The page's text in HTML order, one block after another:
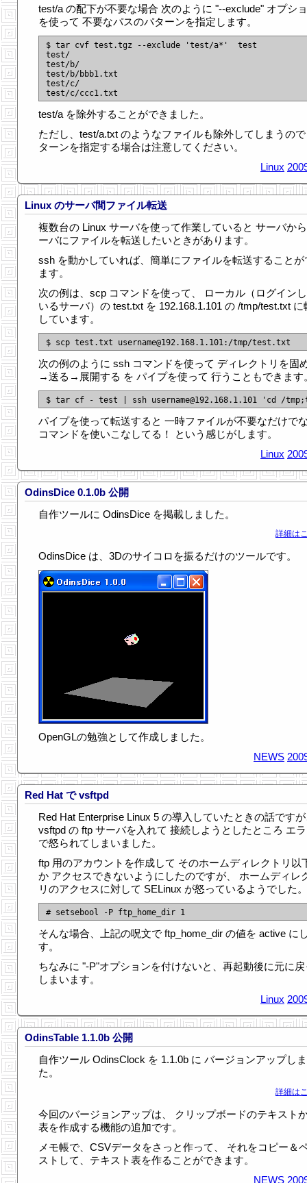
test/a の配下が不要な場合 次のように "--exclude" オプシ
を使って 不要なパスのパターンを指定します。
$ tar cvf test.tgz --exclude 'test/a*'  test
test/
test/b/
test/b/bbb1.txt
test/c/
test/a を除外することができました。
ただし、test/a.txt のようなファイルも除外してしまうの
ターンを指定する場合は注意してください。
Linux
Linux のサーバ間ファイル転送
複数台の Linux サーバを使って作業していると サーバか
ーバにファイルを転送したいときがあります。
ssh を動かしていれば、簡単にファイルを転送することが
ます。
次の例は、scp コマンドを使って、 ローカル（ログイン
いるサーバ）の test.txt を 192.168.1.101 の /tmp/test.txt に
しています。
次の例のように ssh コマンドを使って ディレクトリを固
→送る→展開する を パイプを使って 行うこともできます
パイプを使って転送すると 一時ファイルが不要なだけで
コマンドを使いこなしてる！ という感じがします。
Linux
OdinsDice 0.1.0b 公開
自作ツールに OdinsDice を掲載しました。
詳細は
OdinsDice は、3Dのサイコロを振るだけのツールです。
OpenGLの勉強として作成しました。
NEWS
Red Hat で vsftpd
Red Hat Enterprise Linux 5 の導入していたときの話です
vsftpd の ftp サーバを入れて 接続しようとしたところ エ
で怒られてしまいました。
ftp 用のアカウントを作成して そのホームディレクトリ以
か アクセスできないようにしたのですが、 ホームディレ
リのアクセスに対して SELinux が怒っているようでした。
そんな場合、上記の呪文で ftp_home_dir の値を active に
す。
ちなみに "-P"オプションを付けないと、再起動後に元に
しまいます。
Linux
OdinsTable 1.1.0b 公開
自作ツール OdinsClock を 1.1.0b に バージョンアップし
た。
詳細は
今回のバージョンアップは、 クリップボードのテキスト
表を作成する機能の追加です。
メモ帳で、CSVデータをさっと作って、 それをコピー＆
ストして、テキスト表を作ることができます。
NEWS